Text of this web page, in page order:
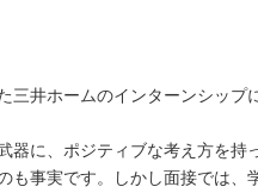
井ホームのインターンシップ
に、ポジティブな考え方を
事実です。しかし面接では